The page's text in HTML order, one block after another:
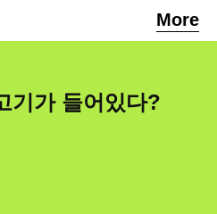
More
기가 들어있다?